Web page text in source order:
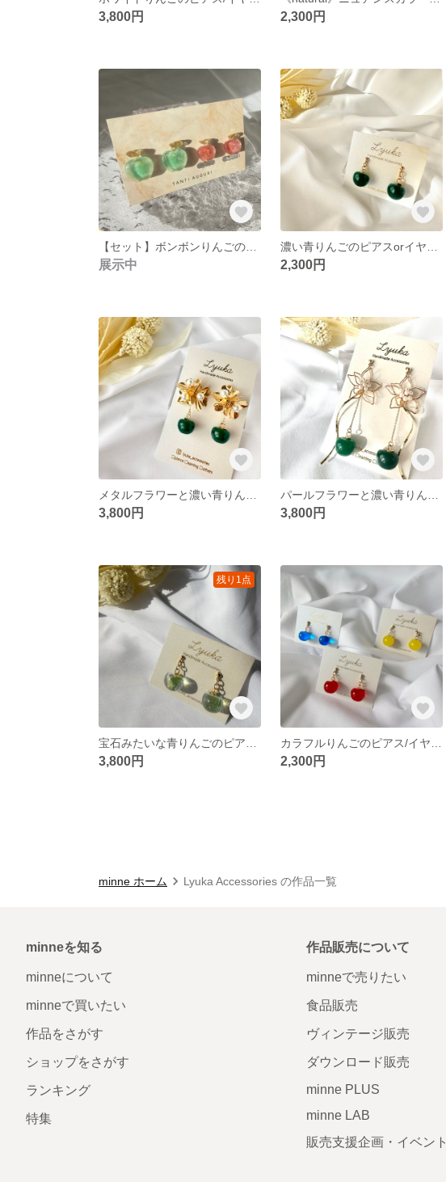
3,800円 2,300円
展示中 2,300円
3,800円 3,800円
残り1点
3,800円 2,300円
minne ホーム Lyuka Accessories の作品一覧
minneを知る
minneについて
minneで買いたい
作品をさがす
ショップをさがす
ランキング
特集
作品販売について
minneで売りたい
食品販売
ヴィンテージ販売
ダウンロード販売
minne PLUS
minne LAB
販売支援企画・イベント